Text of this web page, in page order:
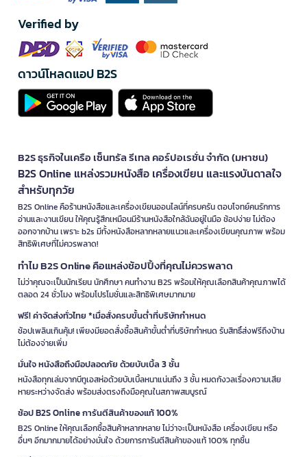
Verified by
ดาวน์โหลดแอป B2S
B2S ธุรกิจในเครือ เซ็นทรัล รีเทล คอร์ปอเรชั่น จำกัด (มหาชน)
B2S Online แหล่งรวมหนังสือ เครื่องเขียน และแรงบันดาลใจ
สำหรับทุกวัย
B2S Online คือร้านหนังสือและเครื่องเขียนออนไลน์ที่ครบครัน ตอบโจทย์คนรักการ
อ่านและงานเขียน ให้คุณรู้สึกเหมือนมีร้านหนังสือใกล้ฉันอยู่ในมือ ช้อปง่าย ไม่ต้อง
ออกจากบ้าน เพราะ b2s มีทั้งหนังสือหลากหลายแนวและเครื่องเขียนคุณภาพ พร้อม
สิทธิพิเศษที่ไม่ควรพลาด!
ทำไม B2S Online คือแหล่งช้อปปิ้งที่คุณไม่ควรพลาด
ไม่ว่าคุณจะเป็นนักเรียน นักศึกษา คนทำงาน B2S พร้อมให้คุณเลือกสินค้าคุณภาพได้
ตลอด 24 ชั่วโมง พร้อมโปรโมชั่นและสิทธิพิเศษมากมาย
ฟรี! ค่าจัดส่งทั่วไทย *เมื่อสั่งครบขั้นต่ำที่บริษัทกำหนด
ช้อปเพลินเกินคุ้ม! เพียงมียอดสั่งซื้อสินค้าขั้นต่ำที่บริษัทกำหนด รับสิทธิ์ส่งฟรีถึงบ้าน
ไม่ต้องจ่ายเพิ่ม
มั่นใจ หนังสือถึงมือปลอดภัย ด้วยบับเบิ้ล 3 ชั้น
หนังสือทุกเล่มจากบีทูเอสห่อด้วยบับเบิ้ลหนาแน่นถึง 3 ชั้น หมดกังวลเรื่องความเสีย
หายระหว่างจัดส่ง พร้อมส่งตรงถึงมือคุณในสภาพสมบูรณ์
ช้อป B2S Online การันตีสินค้าของแท้ 100%
B2S Online ให้คุณเลือกซื้อสินค้าหลากหลาย ไม่ว่าจะเป็นหนังสือ เครื่องเขียน หรือ
อื่นๆ อีกมากมายได้อย่างมั่นใจ ด้วยการการันตีสินค้าของแท้ 100% ทุกชิ้น